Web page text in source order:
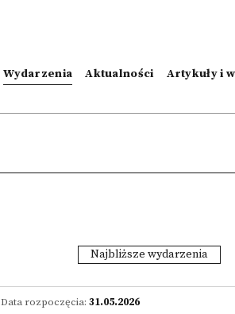
Wydarzenia Aktualności Artykuły i
Najbliższe wydarzenia
Data rozpoczęcia: 31.05.2026